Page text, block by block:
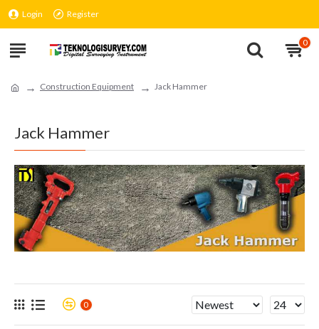
Login Register
0
Construction Equipment Jack Hammer
Jack Hammer
0